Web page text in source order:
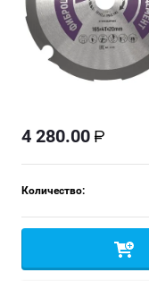
4 280.00
Количество: